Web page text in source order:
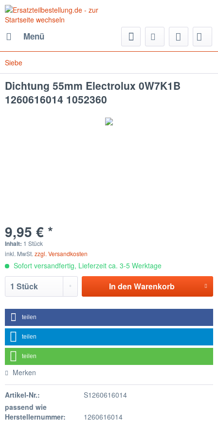
Menü
Siebe
Dichtung 55mm Electrolux 0W7K1B
1260616014 1052360
9,95 € *
Inhalt: 1 Stück
inkl. MwSt. zzgl. Versandkosten
Sofort versandfertig, Lieferzeit ca. 3-5 Werktage
In den Warenkorb
teilen
teilen
teilen
Merken
Artikel-Nr.:
S1260616014
passend wie
Herstellernummer:
1260616014